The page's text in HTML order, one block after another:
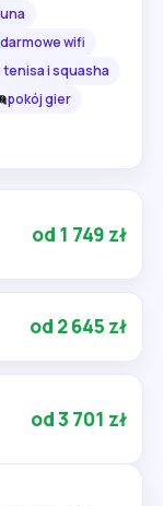
darmowe wifi
tenisa i squasha
pokój gier
od 1 749 zł
od 2 645 zł
od 3 701 zł